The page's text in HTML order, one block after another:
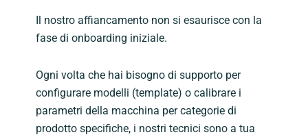
Il nostro affiancamento non si esaurisce con la
fase di onboarding iniziale.
Ogni volta che hai bisogno di supporto per
configurare modelli (template) o calibrare i
parametri della macchina per categorie di
prodotto specifiche, i nostri tecnici sono a tua